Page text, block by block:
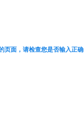
页面，请检查您是否输入正确